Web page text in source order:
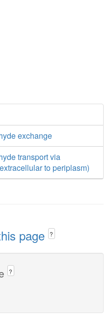
exchange
transport via
to periplasm)
page ?
?